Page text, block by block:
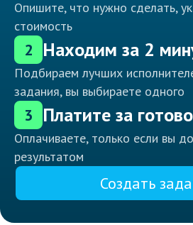
Опишите, что нужно сделать,
стоимость
2 Находим за 2
Подбираем лучших
задания, вы выбираете одного
3 Платите за
Оплачиваете, только если вы
результатом
Создать